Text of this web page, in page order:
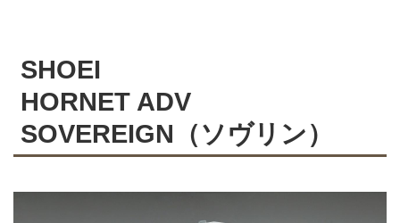
SHOEI
HORNET ADV
SOVEREIGN（ソヴリン）